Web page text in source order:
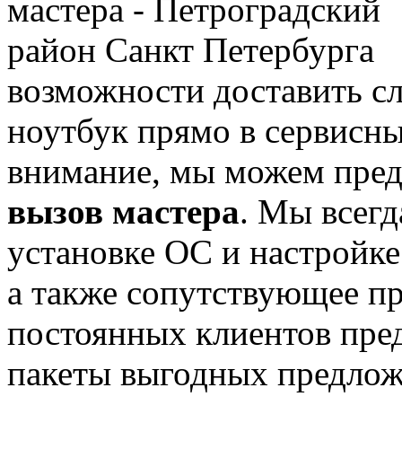
возможности доставить
ноутбук прямо в
внимание, мы можем
вызов мастера. Мы
установке ОС и
а также сопутствующее
постоянных клиентов
пакеты выгодных